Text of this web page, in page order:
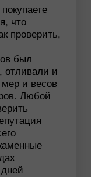
что
проверить,
был
отливали и
и весов
Любой